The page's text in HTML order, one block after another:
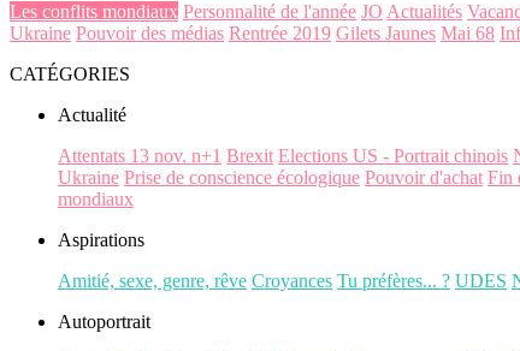
Les conflits mondiaux Personnalité de l'année JO Actualités
Ukraine Pouvoir des médias Rentrée 2019 Gilets Jaunes Mai 68
CATÉGORIES
Actualité
Attentats 13 nov. n+1 Brexit Elections US - Portrait chinois
Ukraine Prise de conscience écologique Pouvoir d'achat Fin
mondiaux
Aspirations
Amitié, sexe, genre, rêve Croyances Tu préfères... ? UDES
Autoportrait